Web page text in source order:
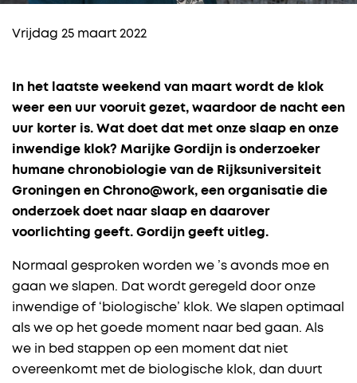
Vrijdag 25 maart 2022
In het laatste weekend van maart wordt de klok
weer een uur vooruit gezet, waardoor de nacht een
uur korter is. Wat doet dat met onze slaap en onze
inwendige klok? Marijke Gordijn is onderzoeker
humane chronobiologie van de Rijksuniversiteit
Groningen en Chrono@work, een organisatie die
onderzoek doet naar slaap en daarover
voorlichting geeft. Gordijn geeft uitleg.
Normaal gesproken worden we ’s avonds moe en
gaan we slapen. Dat wordt geregeld door onze
inwendige of ‘biologische’ klok. We slapen optimaal
als we op het goede moment naar bed gaan. Als
we in bed stappen op een moment dat niet
overeenkomt met de biologische klok, dan duurt